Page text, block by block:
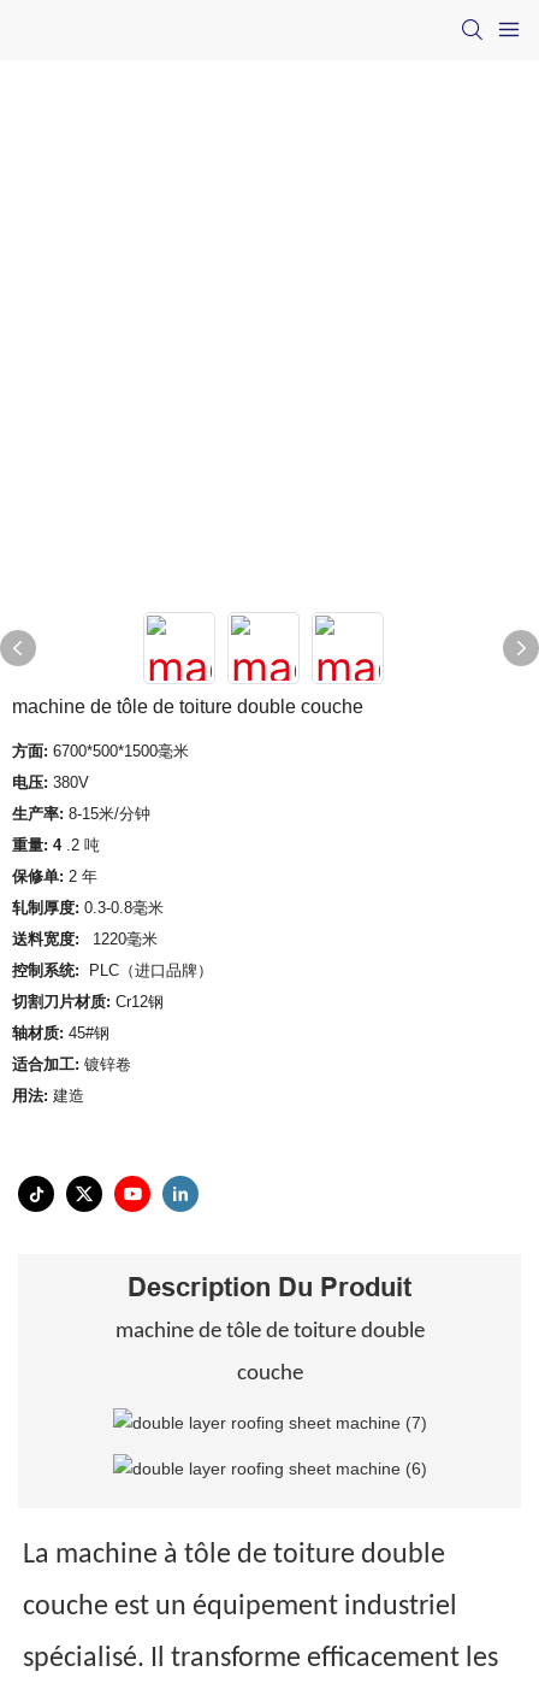
machine de tôle de toiture double couche
方面: 6700*500*1500毫米
电压: 380V
生产率: 8-15米/分钟
重量: 4 .2 吨
保修单: 2 年
轧制厚度: 0.3-0.8毫米
送料宽度:
1220毫米
控制系统:
PLC（进口品牌）
切割刀片材质: Cr12钢
轴材质: 45#钢
适合加工: 镀锌卷
用法: 建造
Description Du Produit
machine de tôle de toiture double
couche
La machine à tôle de toiture double
couche est un équipement industriel
spécialisé. Il transforme efficacement les